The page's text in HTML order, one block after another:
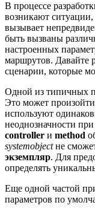
В процессе
возникают
вызывает
быть вызваны
настроенных
маршрутов. Давайте
сценарии, которые
Одной из типичных
Это может
используют
неоднозначности
controller и method
systemobjectне
экземпляр. Для
определять
Еще одной частой
параметров по